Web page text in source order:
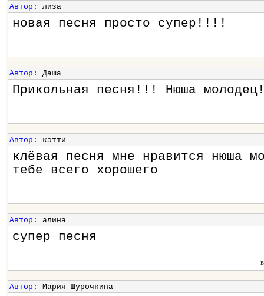
Автор : лиза
новая песня просто супер!!!!
Автор : Даша
Прикольная песня!!! Нюша
Автор : кэтти
клёвая песня мне нравится нюша
тебе всего хорошего
Автор : алина
супер песня
Автор : Мария Шурочкина